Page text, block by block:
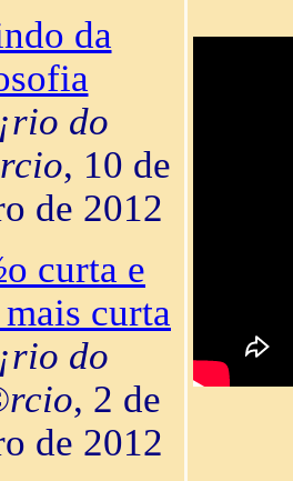
da
do
, 10 de
de 2012
curta e
curta
do
, 2 de
de 2012